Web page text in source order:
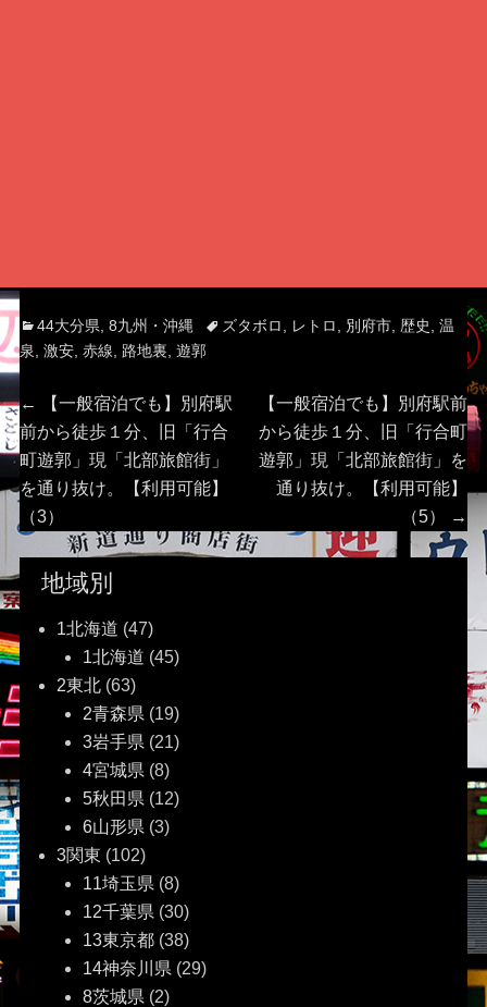
Categories
44大分県 8九州・沖縄 Tagsズタボロ レトロ 別府市, 歴史
温
泉
激安, 赤線 路地裏 遊郭
投
稿
ナ
ビ
ゲ
ー
シ
ョ
ン
←
Previous
post:
【一般宿泊でも】別府駅
前から徒歩１分、旧「行合
町遊郭」現「北部旅館街」
を通り抜け。【利用可能】
（3）
Next
post:
【一般宿泊でも】別府駅前
から徒歩１分、旧「行合町
遊郭」現「北部旅館街」を
通り抜け。【利用可能】
（5）
→
地域別
1北海道 (47)
1北海道 (45)
2東北(63)
2青森県 (19)
3岩手県 (21)
4宮城県 (8)
5秋田県 (12)
6山形県 (3)
3関東 (102)
11埼玉県 (8)
12千葉県 (30)
13東京都(38)
14神奈川県 (29)
8茨城県 (2)